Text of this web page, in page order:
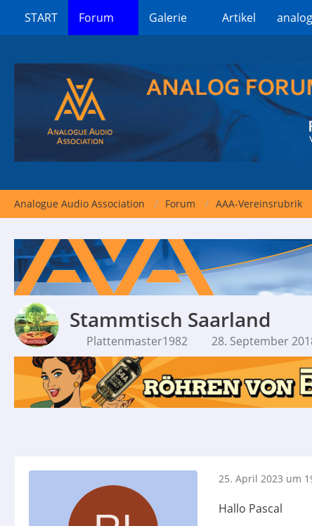
START Forum Galerie Artikel
Analogue Audio Association Forum AAA-Vereinsrubrik
Stammtisch Saarland
Plattenmaster1982 28. September
25. April 2023 um
Hallo Pascal